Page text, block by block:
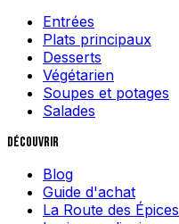
Entrées
Plats principaux
Desserts
Végétarien
Soupes et potages
Salades
Découvrir
Blog
Guide d'achat
La Route des Épices